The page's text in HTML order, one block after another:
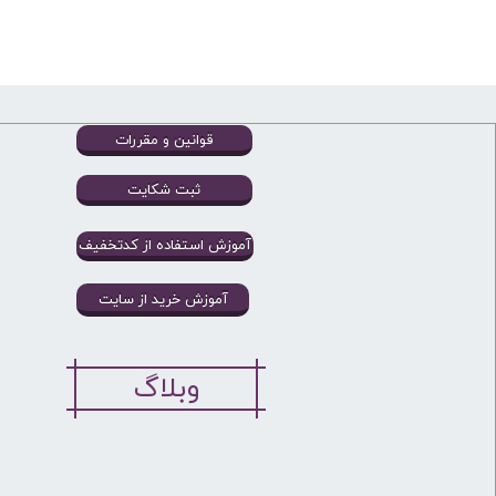
قوانین و مقررات
ثبت شکایت
آموزش خرید از سایت
آموزش استفاده از کدتخفیف
وبلاگ